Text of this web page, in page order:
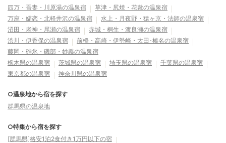
四万・吾妻・川原湯の温泉宿
草津・尻焼・花敷の温泉宿
万座・嬬恋・北軽井沢の温泉宿
水上・月夜野・猿ヶ京・法師の温泉宿
沼田・老神・尾瀬の温泉宿
赤城・桐生・渡良瀬の温泉宿
渋川・伊香保の温泉宿
前橋・高崎・伊勢崎・太田･榛名の温泉宿
藤岡・碓氷・磯部・妙義の温泉宿
栃木県の温泉宿
茨城県の温泉宿 埼玉県の温泉宿
千葉県の温泉宿
東京都の温泉宿
神奈川県の温泉宿
○温泉地から宿を探す
群馬県の温泉地
○特集から宿を探す
[群馬県]格安1泊2食付き1万円以下の宿